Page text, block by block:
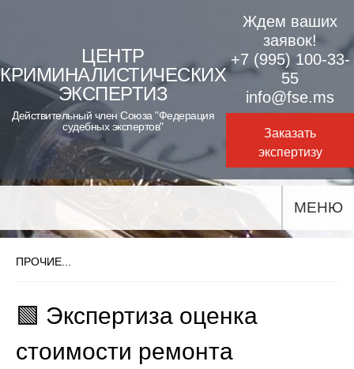
content
ЦЕНТР
КРИМИНАЛИСТИЧЕСКИХ
ЭКСПЕРТИЗ
Действительный член Союза "Федерация
судебных экспертов"
Ждем ваших
заявок!
+7 (995) 100-33-
55
info@fse.ms
Заказать
экспертизу
МЕНЮ
ПРОЧИЕ...
🟩 Экспертиза оценка
стоимости ремонта